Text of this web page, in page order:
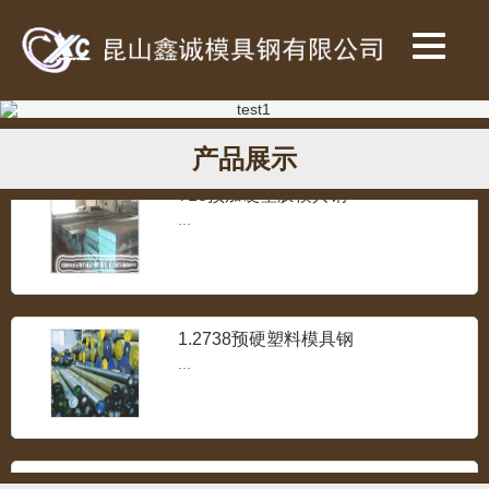
产品展示
SKH-9高速钢
718预加硬塑胶模具钢
1.2738预硬塑料模具钢
超镜面塑料模具钢S136